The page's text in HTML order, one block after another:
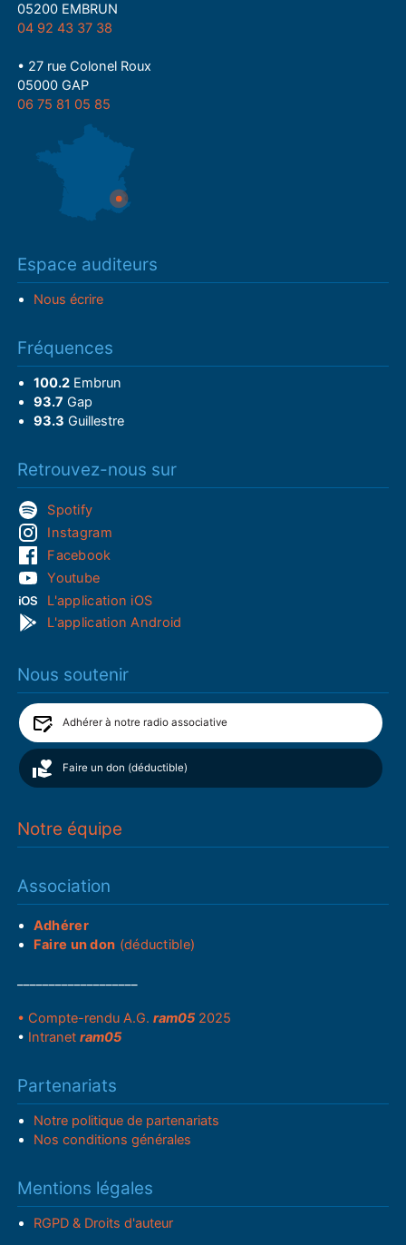
05200 EMBRUN
04 92 43 37 38
• 27 rue Colonel Roux
05000 GAP
06 75 81 05 85
Espace auditeurs
Nous écrire
Fréquences
100.2Embrun
93.7 Gap
93.3 Guillestre
Retrouvez-nous sur
Spotify
Instagram
Facebook
Youtube
L'application iOS
L'application Android
Nous soutenir
Adhérer à notre radio associative
Faire un don (déductible)
Notre équipe
Association
Adhérer
Faire un don (déductible)
• Compte-rendu A.G.ram05 2025
• Intranetram05
Partenariats
Notre politique de partenariats
Nos conditions générales
Mentions légales
RGPD & Droits d'auteur